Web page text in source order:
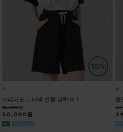
15%
스테이도그 배색 반팔 상하 SET
58,800원
50,000원
멜